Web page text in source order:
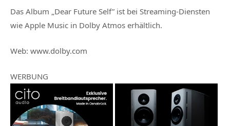
Das Album „Dear Future Self” ist bei Streaming-Diensten
wie Apple Music in Dolby Atmos erhältlich.
Web: www.dolby.com
WERBUNG